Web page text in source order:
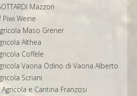
Mazzon
Piwi Weine
Maso Grener
Althea
Coffele
Vaona Odino di Vaona Alberto
Scriani
Agricola e Cantina Franzosi